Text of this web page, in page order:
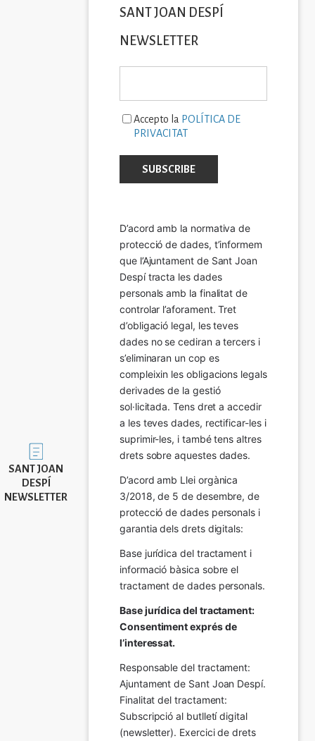
Imatge
SANT JOAN
DESPÍ
NEWSLETTER
SANT JOAN DESPÍ
NEWSLETTER
Accepto la POLÍTICA DE
PRIVACITAT
D’acord amb la normativa de
protecció de dades, t’informem
que l’Ajuntament de Sant Joan
Despí tracta les dades
personals amb la finalitat de
controlar l’aforament. Tret
d’obligació legal, les teves
dades no se cediran a tercers i
s’eliminaran un cop es
compleixin les obligacions legals
derivades de la gestió
sol·licitada. Tens dret a accedir
a les teves dades, rectificar-les i
suprimir-les, i també tens altres
drets sobre aquestes dades.
D’acord amb Llei orgànica
3/2018, de 5 de desembre, de
protecció de dades personals i
garantia dels drets digitals:
Base jurídica del tractament i
informació bàsica sobre el
tractament de dades personals.
Base jurídica del tractament:
Consentiment exprés de
l’interessat.
Responsable del tractament:
Ajuntament de Sant Joan Despí.
Finalitat del tractament:
Subscripció al butlletí digital
(newsletter). Exercici de drets